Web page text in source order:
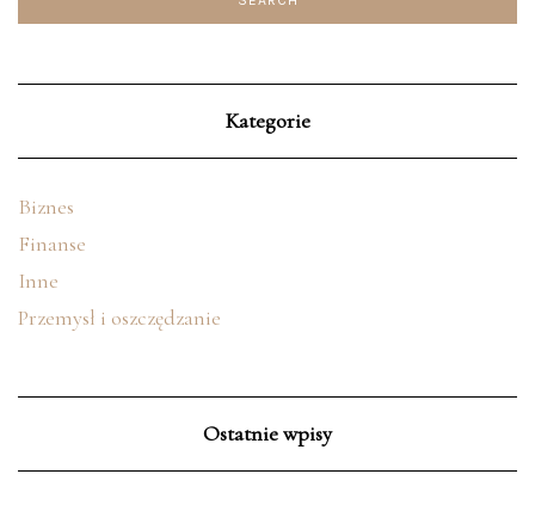
Kategorie
Biznes
Finanse
Inne
Przemysł i oszczędzanie
Ostatnie wpisy